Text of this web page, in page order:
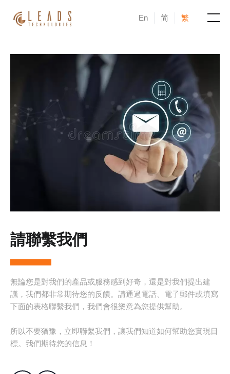
En 简 繁
成功案例
新聞與活動
請聯繫我們
無論您是對我們的產品或服務感到好奇，還是對我們提出建
議，我們都非常期待您的反饋。請通過電話、電子郵件或填寫
下面的表格聯繫我們，我們會很樂意為您提供幫助。
所以不要猶豫，立即聯繫我們，讓我們知道如何幫助您實現目
標。我們期待您的信息！